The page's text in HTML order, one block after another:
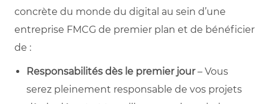
concrète du monde du digital au sein d’une
entreprise FMCG de premier plan et de bénéficier
de :
Responsabilités dès le premier jour– Vous
serez pleinement responsable de vos projets